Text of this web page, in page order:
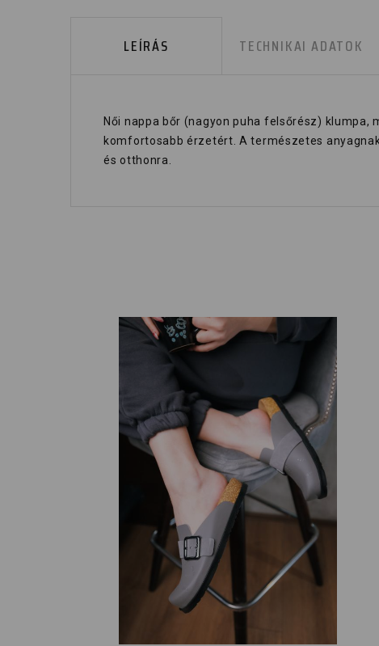
LEÍRÁS TECHNIKAI ADATOK
Női nappa bőr (nagyon puha felsőrész)
komfortosabb érzetért. A természetes
és otthonra.